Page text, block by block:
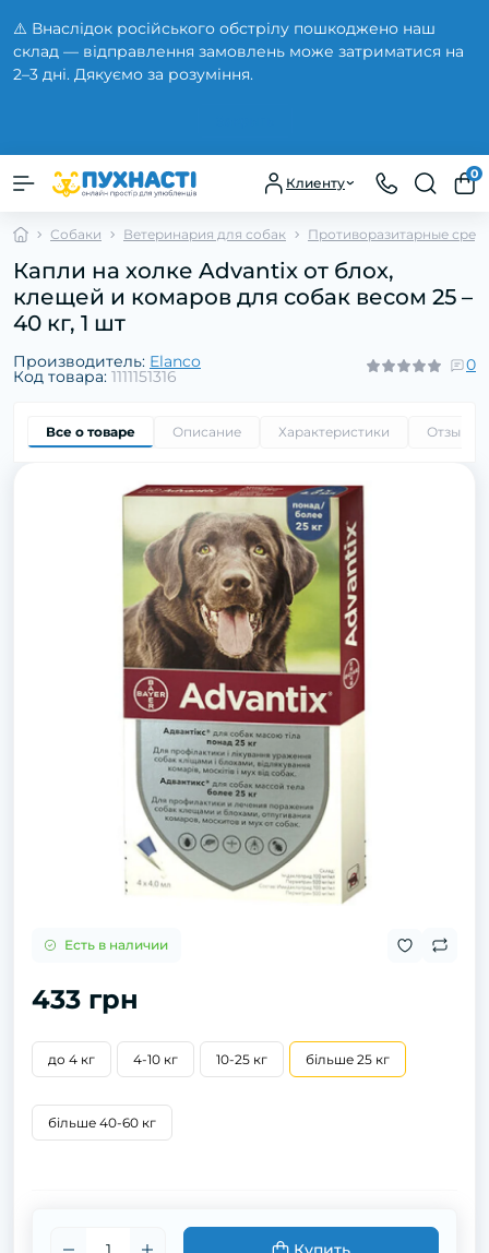
⚠️ Внаслідок російського обстрілу пошкоджено наш
склад — відправлення замовлень може затриматися на
2–3 дні. Дякуємо за розуміння.
Клиенту
0
Собаки Ветеринария для собак Противоразитарные
Капли на холке Advantix от блох,
клещей и комаров для собак весом 25 –
40 кг, 1 шт
Производитель: Elanco
Код товара: 1111151316
0
Все о товаре Описание Характеристики Отзывы
Есть в наличии
433 грн
до 4 кг 4-10 кг 10-25 кг більше 25 кг
більше 40-60 кг